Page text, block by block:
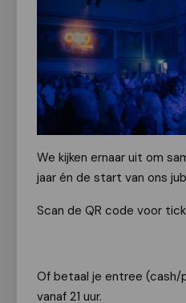
We kijken ernaar uit om
jaar én de start van ons
Scan de QR code voor
Of betaal je entree (cash/
vanaf 21 uur.